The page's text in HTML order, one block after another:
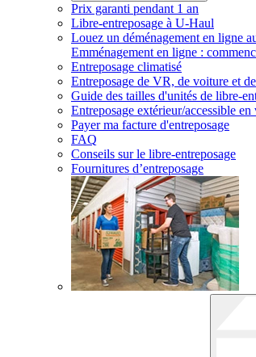
Prix garanti pendant 1 an
Libre-entreposage à U-Haul
Louez un déménagement en ligne
Emménagement en ligne :
Entreposage climatisé
Entreposage de VR, de voiture et
Guide des tailles d'unités de libre-
Entreposage extérieur/accessible en
Payer ma facture d'entreposage
FAQ
Conseils sur le libre-entreposage
Fournitures d’entreposage